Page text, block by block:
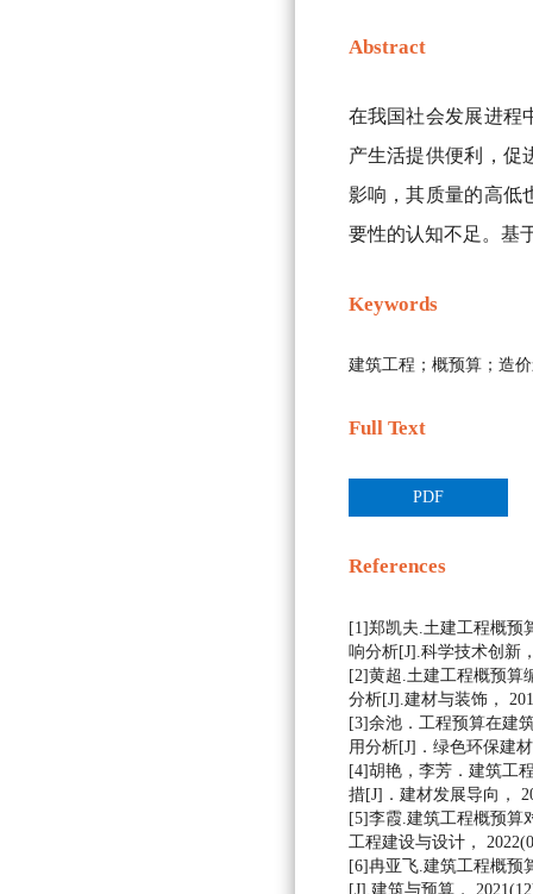
Abstract
在我国社会发展进程
产生活提供便利，促
影响，其质量的高低
要性的认知不足。基
Keywords
建筑工程；概预算；造
Full Text
PDF
References
[1]郑凯夫.土建工程概预
响分析[J].科学技术创新
[2]黄超.土建工程概预算
分析[J].建材与装饰，
[3]余池．工程预算在建
用分析[J]．绿色环保建
[4]胡艳，李芳．建筑工
措[J]．建材发展导向，
[5]李霞.建筑工程概预算
工程建设与设计，
[6]冉亚飞.建筑工程概预
[J].建筑与预算，